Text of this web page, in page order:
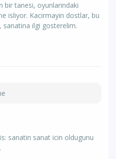
bir tanesi, oyunlarindaki
isliyor. Kacirmayin dostlar, bu
sanatina ilgi gosterelim.
sanatin sanat icin oldugunu